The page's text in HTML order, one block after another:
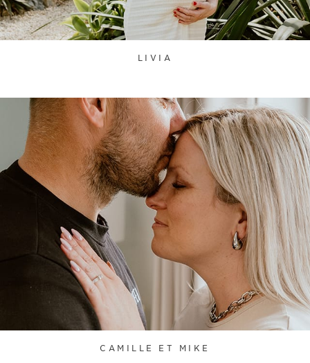
LIVIA
CAMILLE ET MIKE